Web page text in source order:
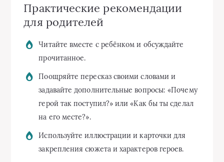
Практические рекомендации
для родителей
Читайте вместе с ребёнком и обсуждайте
прочитанное.
Поощряйте пересказ своими словами и
задавайте дополнительные вопросы: «Почему
герой так поступил?» или «Как бы ты сделал
на его месте?».
Используйте иллюстрации и карточки для
закрепления сюжета и характеров героев.